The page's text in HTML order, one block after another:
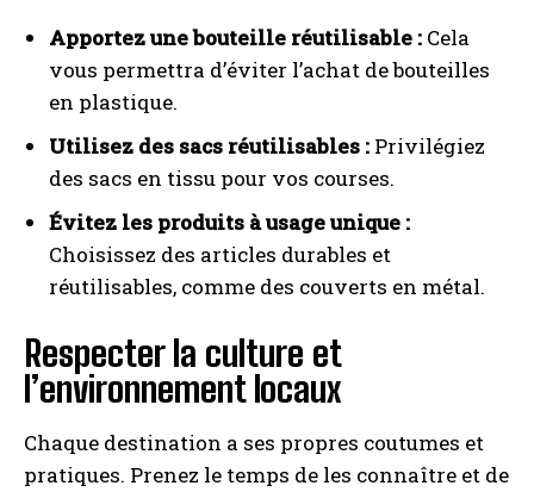
Apportez une bouteille réutilisable : Cela
vous permettra d’éviter l’achat de bouteilles
en plastique.
Utilisez des sacs réutilisables : Privilégiez
des sacs en tissu pour vos courses.
Évitez les produits à usage unique :
Choisissez des articles durables et
réutilisables, comme des couverts en métal.
Respecter la culture et
l’environnement locaux
Chaque destination a ses propres coutumes et
pratiques. Prenez le temps de les connaître et de